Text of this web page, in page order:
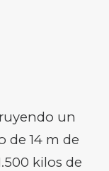
un
de 14 m de
kilos de